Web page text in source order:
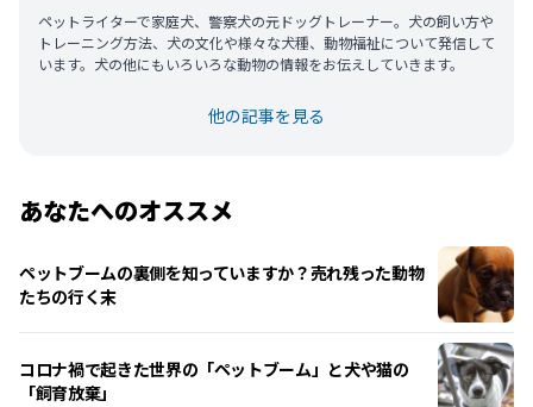
ペットライターで家庭犬、警察犬の元ドッグトレーナー。犬の飼い方や
トレーニング方法、犬の文化や様々な犬種、動物福祉について発信して
います。犬の他にもいろいろな動物の情報をお伝えしていきます。
他の記事を見る
あなたへのオススメ
ペットブームの裏側を知っていますか？売れ残った動物
たちの行く末
コロナ禍で起きた世界の「ペットブーム」と犬や猫の
「飼育放棄」